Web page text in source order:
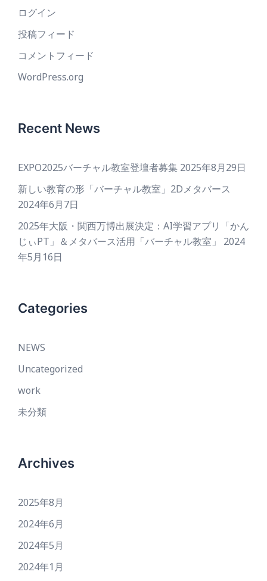
ログイン
投稿フィード
コメントフィード
WordPress.org
Recent News
EXPO2025バーチャル教室登壇者募集 2025年8月29日
新しい教育の形「バーチャル教室」2Dメタバース
2024年6月7日
2025年大阪・関西万博出展決定：AI学習アプリ「かん
じぃPT」＆メタバース活用「バーチャル教室」
2024
年5月16日
Categories
NEWS
Uncategorized
work
未分類
Archives
2025年8月
2024年6月
2024年5月
2024年1月